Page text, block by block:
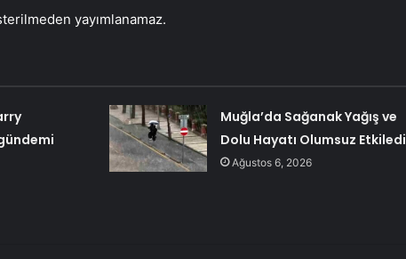
yayımlanamaz.
Muğla’da Sağanak Yağış ve
Dolu Hayatı Olumsuz Etkiledi
Ağustos 6, 2026